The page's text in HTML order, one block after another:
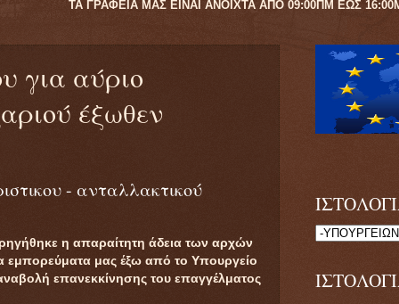
ΤΑ ΓΡΑΦΕΙΑ ΜΑΣ ΕΙΝΑΙ
για αύριο
έξωθεν
- ανταλλακτικού
η απαραίτητη άδεια των αρχών
εμπορεύματα μας έξω από το Υπουργείο
επανεκκίνησης του επαγγέλματος